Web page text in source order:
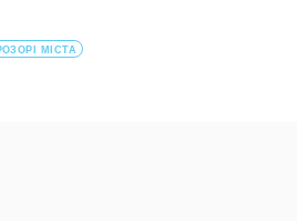
МІСТА